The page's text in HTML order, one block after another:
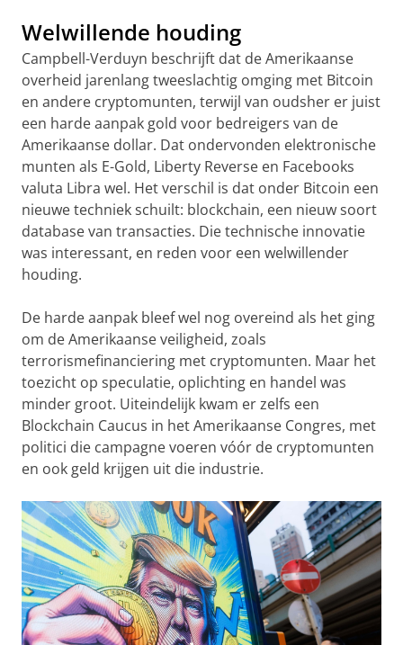
Welwillende houding
Campbell-Verduyn beschrijft dat de Amerikaanse
overheid jarenlang tweeslachtig omging met Bitcoin
en andere cryptomunten, terwijl van oudsher er juist
een harde aanpak gold voor bedreigers van de
Amerikaanse dollar. Dat ondervonden elektronische
munten als E-Gold, Liberty Reverse en Facebooks
valuta Libra wel. Het verschil is dat onder Bitcoin een
nieuwe techniek schuilt: blockchain, een nieuw soort
database van transacties. Die technische innovatie
was interessant, en reden voor een welwillender
houding.
De harde aanpak bleef wel nog overeind als het ging
om de Amerikaanse veiligheid, zoals
terrorismefinanciering met cryptomunten. Maar het
toezicht op speculatie, oplichting en handel was
minder groot. Uiteindelijk kwam er zelfs een
Blockchain Caucus in het Amerikaanse Congres, met
politici die campagne voeren vóór de cryptomunten
en ook geld krijgen uit die industrie.